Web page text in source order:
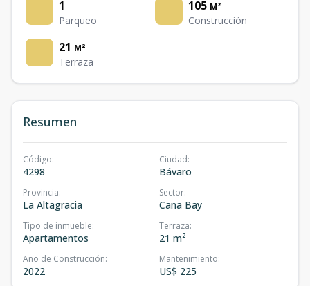
1
Parqueo
105 M²
Construcción
21 M²
Terraza
Resumen
Código:
4298
Ciudad:
Bávaro
Provincia:
La Altagracia
Sector:
Cana Bay
Tipo de inmueble:
Apartamentos
Terraza:
21 m²
Año de Construcción:
2022
Mantenimiento:
US$ 225